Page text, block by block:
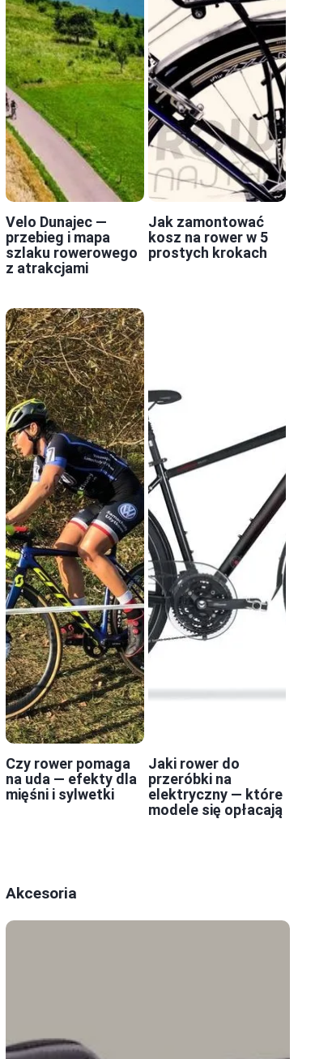
Velo Dunajec —
przebieg i mapa
szlaku rowerowego
z atrakcjami
Jak zamontować
kosz na rower w 5
prostych krokach
Czy rower pomaga
na uda — efekty dla
mięśni i sylwetki
Jaki rower do
przeróbki na
elektryczny — które
modele się opłacają
Akcesoria